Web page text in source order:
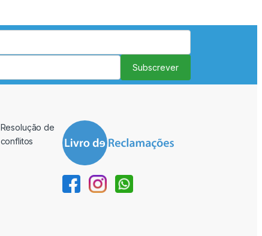
Subscrever
Resolução de
conflitos